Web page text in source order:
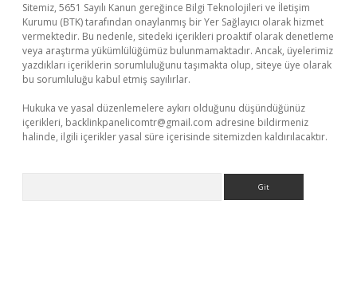
Sitemiz, 5651 Sayılı Kanun gereğince Bilgi Teknolojileri ve İletişim
Kurumu (BTK) tarafından onaylanmış bir Yer Sağlayıcı olarak hizmet
vermektedir. Bu nedenle, sitedeki içerikleri proaktif olarak denetleme
veya araştırma yükümlülüğümüz bulunmamaktadır. Ancak, üyelerimiz
yazdıkları içeriklerin sorumluluğunu taşımakta olup, siteye üye olarak
bu sorumluluğu kabul etmiş sayılırlar.
Hukuka ve yasal düzenlemelere aykırı olduğunu düşündüğünüz
içerikleri, backlinkpanelicomtr@gmail.com adresine bildirmeniz
halinde, ilgili içerikler yasal süre içerisinde sitemizden kaldırılacaktır.